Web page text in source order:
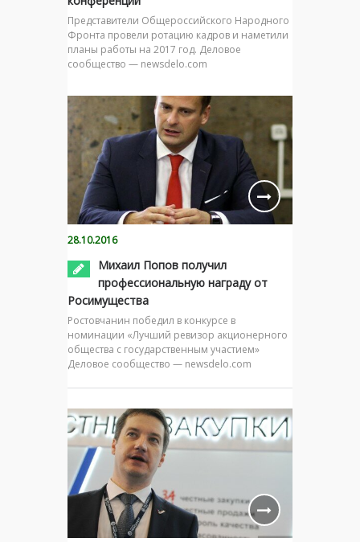
Представители Общероссийского Народного
Фронта провели ротацию кадров и наметили
планы работы на 2017 год. Деловое
сообщество — newsdelo.com
28.10.2016
Михаил Попов получил
профессиональную награду от
Росимущества
Ростовчанин победил в конкурсе в
номинации «Лучший ревизор акционерного
общества с государственным участием»
Деловое сообщество — newsdelo.com